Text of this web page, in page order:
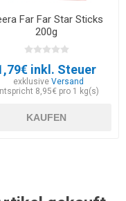
Far Far Star Sticks
200g
inkl. Steuer
exklusive Versand
8,95€ pro 1 kg(s)
KAUFEN